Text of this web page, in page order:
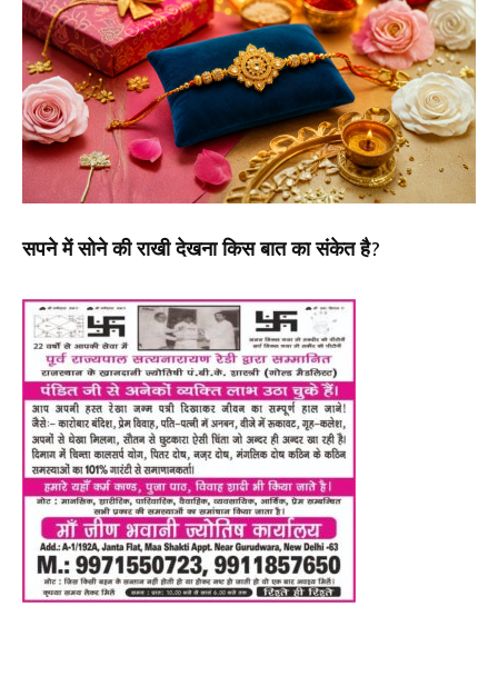
सपने में सोने की राखी देखना किस बात का संकेत है?